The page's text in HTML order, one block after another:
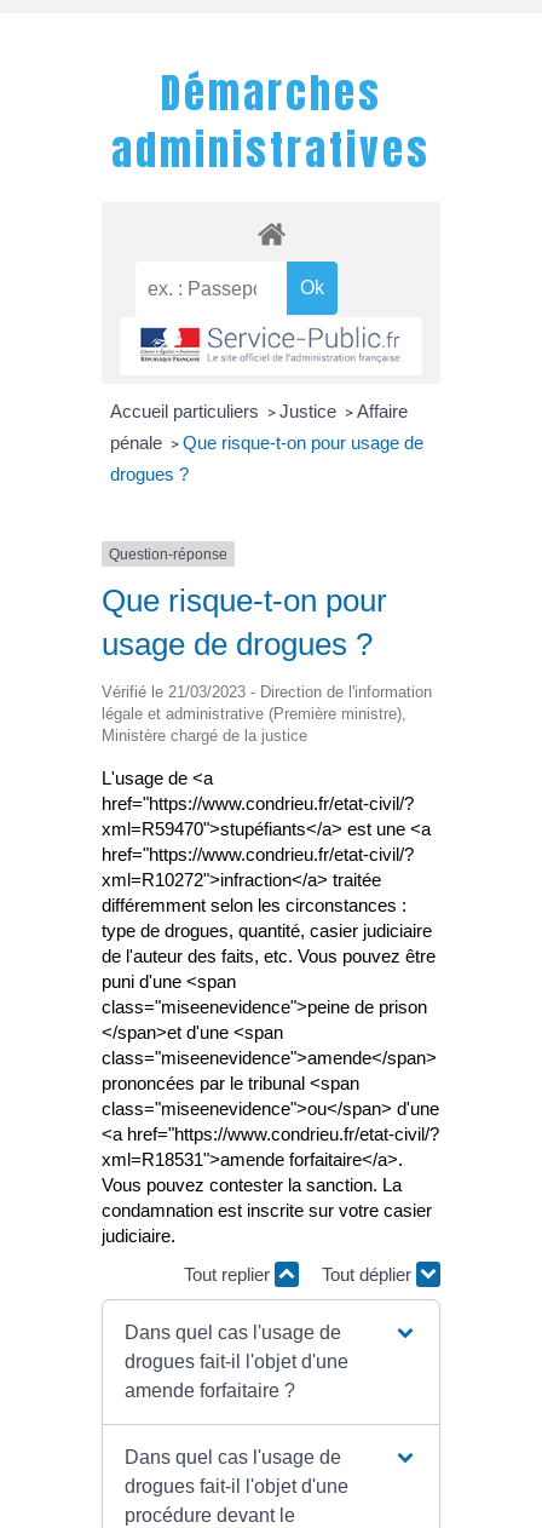
Démarches
administratives
Accueil particuliers > Justice > Affaire
pénale > Que risque-t-on pour usage de
drogues ?
Question-réponse
Que risque-t-on pour
usage de drogues ?
Vérifié le 21/03/2023 - Direction de l'information
légale et administrative (Première ministre),
Ministère chargé de la justice
L'usage de <a
href="https://www.condrieu.fr/etat-civil/?
xml=R59470">stupéfiants</a> est une <a
href="https://www.condrieu.fr/etat-civil/?
xml=R10272">infraction</a> traitée
différemment selon les circonstances :
type de drogues, quantité, casier judiciaire
de l'auteur des faits, etc. Vous pouvez être
puni d'une <span
class="miseenevidence">peine de prison
</span>et d'une <span
class="miseenevidence">amende</span>
prononcées par le tribunal <span
class="miseenevidence">ou</span> d'une
<a href="https://www.condrieu.fr/etat-civil/?
xml=R18531">amende forfaitaire</a>.
Vous pouvez contester la sanction. La
condamnation est inscrite sur votre casier
judiciaire.
Tout replier
Tout déplier
Dans quel cas l'usage de
drogues fait-il l'objet d'une
amende forfaitaire ?
Dans quel cas l'usage de
drogues fait-il l'objet d'une
procédure devant le